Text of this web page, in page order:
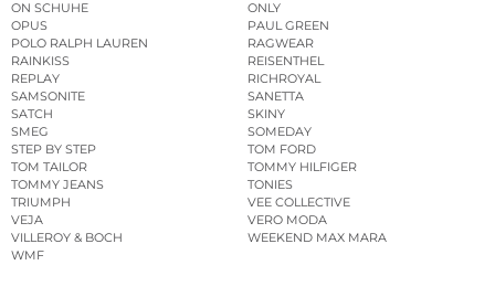
ON SCHUHE
ONLY
OPUS
PAUL GREEN
POLO RALPH LAUREN
RAGWEAR
RAINKISS
REISENTHEL
REPLAY
RICHROYAL
SAMSONITE
SANETTA
SATCH
SKINY
SMEG
SOMEDAY
STEP BY STEP
TOM FORD
TOM TAILOR
TOMMY HILFIGER
TOMMY JEANS
TONIES
TRIUMPH
VEE COLLECTIVE
VEJA
VERO MODA
VILLEROY & BOCH
WEEKEND MAX MARA
WMF